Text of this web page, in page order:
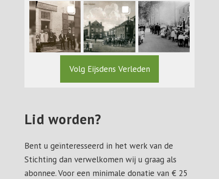
Volg Eijsdens Verleden
Lid worden?
Bent u geïnteresseerd in het werk van de
Stichting dan verwelkomen wij u graag als
abonnee. Voor een minimale donatie van € 25